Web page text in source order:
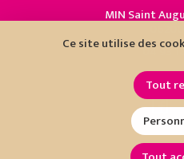
MIN Saint
04 93
Ce site utilise des
Tout